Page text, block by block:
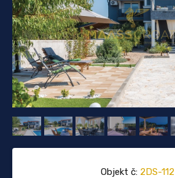
Objekt č: 2DS-112